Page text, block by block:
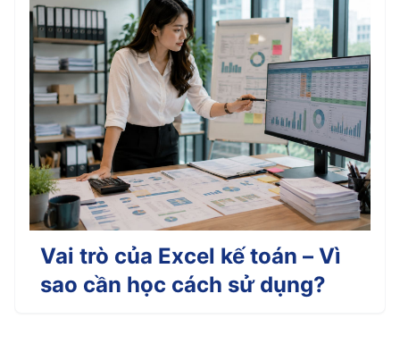
Vai trò của Excel kế toán – Vì
sao cần học cách sử dụng?